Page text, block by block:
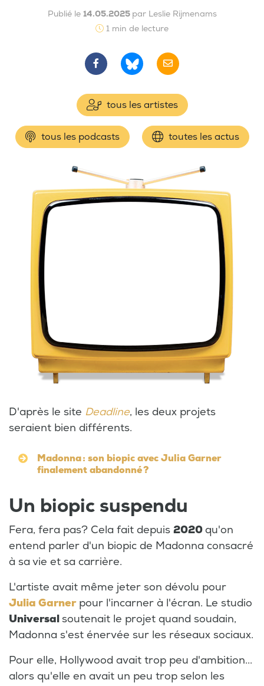
Publié le 14.05.2025 par Leslie Rijmenams
1 min de lecture
tous les artistes
tous les podcasts toutes les actus
D'après le site Deadline, les deux projets
seraient bien différents.
Madonna : son biopic avec Julia Garner
finalement abandonné ?
Un biopic suspendu
Fera, fera pas? Cela fait depuis 2020qu'on
entend parler d'un biopic de Madonna consacré
à sa vie et sa carrière.
L'artiste avait même jeter son dévolu pour
Julia Garnerpour l'incarner à l'écran. Le studio
Universalsoutenait le projet quand soudain,
Madonna s'est énervée sur les réseaux sociaux.
Pour elle, Hollywood avait trop peu d'ambition...
alors qu'elle en avait un peu trop selon les